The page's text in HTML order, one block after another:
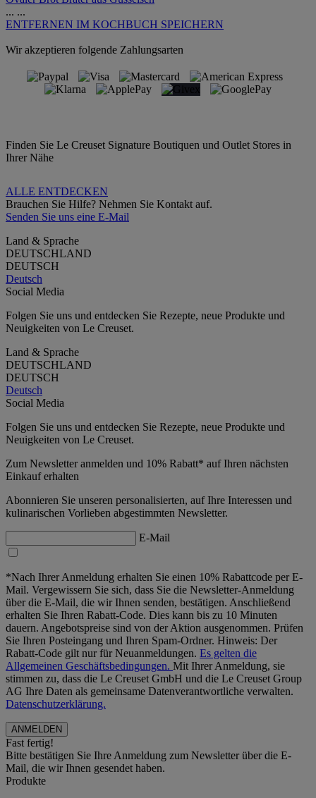
... ...
ENTFERNEN IM KOCHBUCH SPEICHERN
Wir akzeptieren folgende Zahlungsarten
Finden Sie Le Creuset Signature Boutiquen und Outlet Stores in
Ihrer Nähe
ALLE ENTDECKEN
Brauchen Sie Hilfe? Nehmen Sie Kontakt auf.
Senden Sie uns eine E-Mail
Land & Sprache
DEUTSCHLAND
DEUTSCH
Deutsch
Social Media
Folgen Sie uns und entdecken Sie Rezepte, neue Produkte und
Neuigkeiten von Le Creuset.
Land & Sprache
DEUTSCHLAND
DEUTSCH
Deutsch
Social Media
Folgen Sie uns und entdecken Sie Rezepte, neue Produkte und
Neuigkeiten von Le Creuset.
Zum Newsletter anmelden und 10% Rabatt* auf Ihren nächsten
Einkauf erhalten
Abonnieren Sie unseren personalisierten, auf Ihre Interessen und
kulinarischen Vorlieben abgestimmten Newsletter.
E-Mail
*Nach Ihrer Anmeldung erhalten Sie einen 10% Rabattcode per E-
Mail. Vergewissern Sie sich, dass Sie die Newsletter-Anmeldung
über die E-Mail, die wir Ihnen senden, bestätigen. Anschließend
erhalten Sie Ihren Rabatt-Code. Dies kann bis zu 10 Minuten
dauern. Angebotspreise sind von der Aktion ausgenommen. Prüfen
Sie Ihren Posteingang und Ihren Spam-Ordner. Hinweis: Der
Rabatt-Code gilt nur für Neuanmeldungen. Es gelten die
Allgemeinen Geschäftsbedingungen. Mit Ihrer Anmeldung, sie
stimmen zu, dass die Le Creuset GmbH und die Le Creuset Group
AG Ihre Daten als gemeinsame Datenverantwortliche verwalten.
Datenschutzerklärung.
Fast fertig!
Bitte bestätigen Sie Ihre Anmeldung zum Newsletter über die E-
Mail, die wir Ihnen gesendet haben.
Produkte